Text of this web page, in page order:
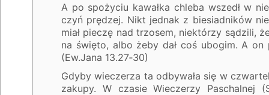
A po spożyciu kawałka chleba wszedł w
czyń prędzej. Nikt jednak z biesiadników
miał pieczę nad trzosem, niektórzy sądzili,
na święto, albo żeby dał coś ubogim. A on
(Ew.Jana 13.27‑30)
Gdyby wieczerza ta odbywała się w
zakupy. W czasie Wieczerzy Paschalnej